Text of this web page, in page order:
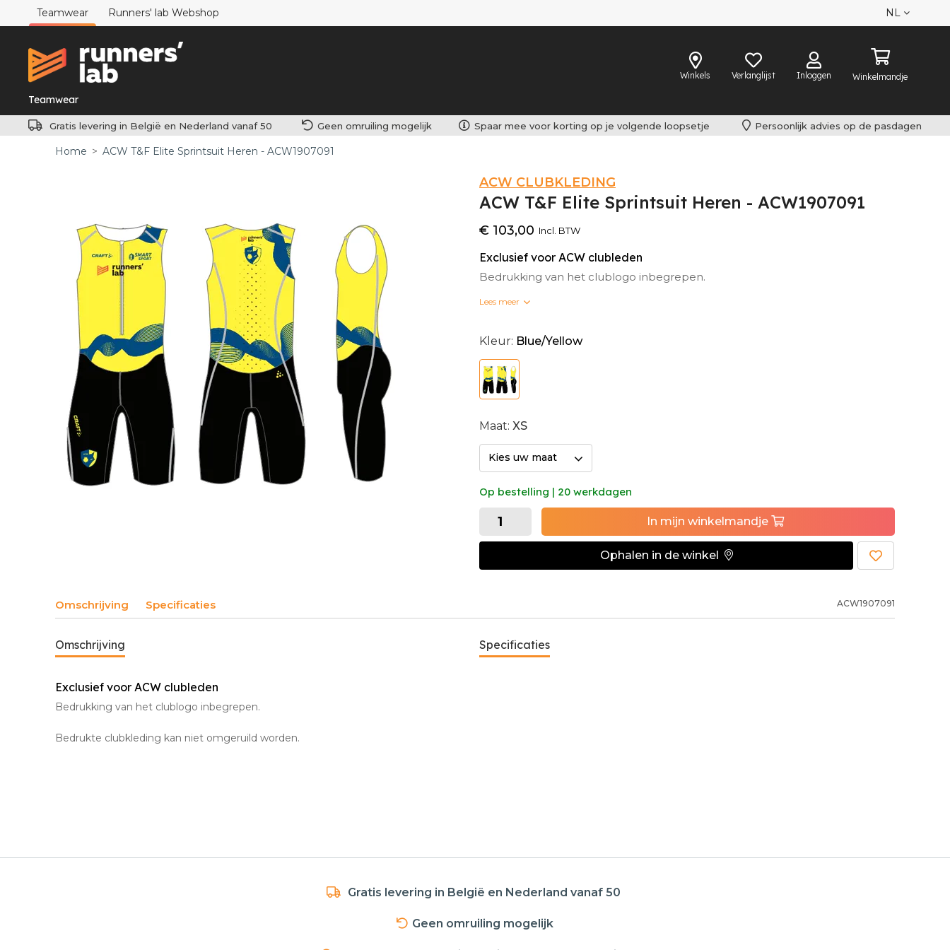
Teamwear Runners' lab Webshop NL
Winkels Verlanglijst Inloggen Winkelmandje
Teamwear
Gratis levering in België en Nederland vanaf 50 Geen omruiling mogelijk Spaar mee voor korting op je volgende loopsetje Persoonlijk advies op de pasdagen
Home > ACW T&F Elite Sprintsuit Heren - ACW1907091
ACW CLUBKLEDING
ACW T&F Elite Sprintsuit Heren - ACW1907091
€ 103,00 Incl. BTW
Exclusief voor ACW clubleden
Bedrukking van het clublogo inbegrepen.
Bedrukte clubkleding kan niet omgeruild worden.
Lees meer
Kleur: Blue/Yellow
Maat: XS
Kies uw maat
Op bestelling | 20 werkdagen
In mijn winkelmandje
Ophalen in de winkel
Omschrijving Specificaties ACW1907091
Omschrijving
Exclusief voor ACW clubleden
Bedrukking van het clublogo inbegrepen.
Bedrukte clubkleding kan niet omgeruild worden.
Specificaties
Gratis levering in België en Nederland vanaf 50
Geen omruiling mogelijk